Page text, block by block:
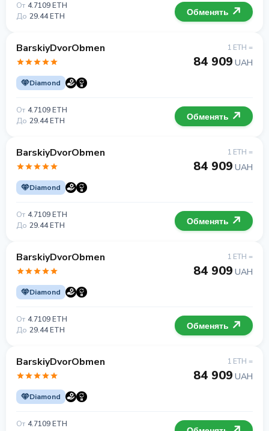
От 4.7109 ETH
До 29.44 ETH Обменять
BarskiyDvorObmen
Diamond
1 ETH =
84 909 UAH
От 4.7109 ETH
До 29.44 ETH Обменять
BarskiyDvorObmen
Diamond
1 ETH =
84 909 UAH
От 4.7109 ETH
До 29.44 ETH Обменять
BarskiyDvorObmen
Diamond
1 ETH =
84 909 UAH
От 4.7109 ETH
До 29.44 ETH Обменять
BarskiyDvorObmen
Diamond
1 ETH =
84 909 UAH
От 4.7109 ETH